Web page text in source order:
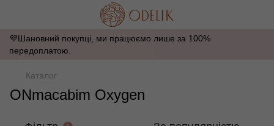
💜Шановний покупці, ми працюємо лише за 100%
передоплатою.
Каталог
ONmacabim Oxygen